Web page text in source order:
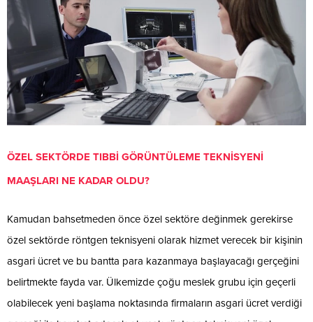
ÖZEL SEKTÖRDE TIBBİ GÖRÜNTÜLEME TEKNİSYENİ
MAAŞLARI NE KADAR OLDU?
Kamudan bahsetmeden önce özel sektöre değinmek gerekirse
özel sektörde röntgen teknisyeni olarak hizmet verecek bir kişinin
asgari ücret ve bu bantta para kazanmaya başlayacağı gerçeğini
belirtmekte fayda var. Ülkemizde çoğu meslek grubu için geçerli
olabilecek yeni başlama noktasında firmaların asgari ücret verdiği